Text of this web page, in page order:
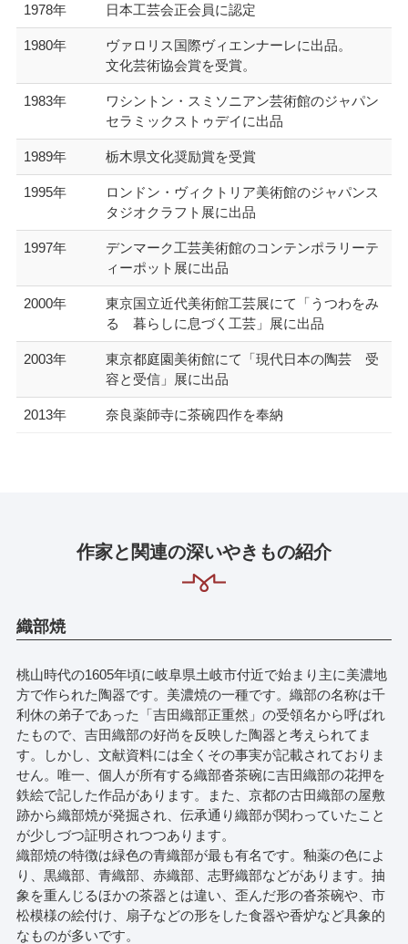
1978年 日本工芸会正会員に認定
1980年
ヴァロリス国際ヴィエンナーレに出品。
文化芸術協会賞を受賞。
1983年
ワシントン・スミソニアン芸術館のジャパン
セラミックストゥデイに出品
1989年 栃木県文化奨励賞を受賞
1995年
ロンドン・ヴィクトリア美術館のジャパンス
タジオクラフト展に出品
1997年
デンマーク工芸美術館のコンテンポラリーテ
ィーポット展に出品
2000年
東京国立近代美術館工芸展にて「うつわをみ
る 暮らしに息づく工芸」展に出品
2003年
東京都庭園美術館にて「現代日本の陶芸 受
容と受信」展に出品
2013年 奈良薬師寺に茶碗四作を奉納
作家と関連の深いやきもの紹介
織部焼
桃山時代の1605年頃に岐阜県土岐市付近で始まり主に美濃地
方で作られた陶器です。美濃焼の一種です。織部の名称は千
利休の弟子であった「吉田織部正重然」の受領名から呼ばれ
たもので、吉田織部の好尚を反映した陶器と考えられてま
す。しかし、文献資料には全くその事実が記載されておりま
せん。唯一、個人が所有する織部沓茶碗に吉田織部の花押を
鉄絵で記した作品があります。また、京都の古田織部の屋敷
跡から織部焼が発掘され、伝承通り織部が関わっていたこと
が少しづつ証明されつつあります。
織部焼の特徴は緑色の青織部が最も有名です。釉薬の色によ
り、黒織部、青織部、赤織部、志野織部などがあります。抽
象を重んじるほかの茶器とは違い、歪んだ形の沓茶碗や、市
松模様の絵付け、扇子などの形をした食器や香炉など具象的
なものが多いです。